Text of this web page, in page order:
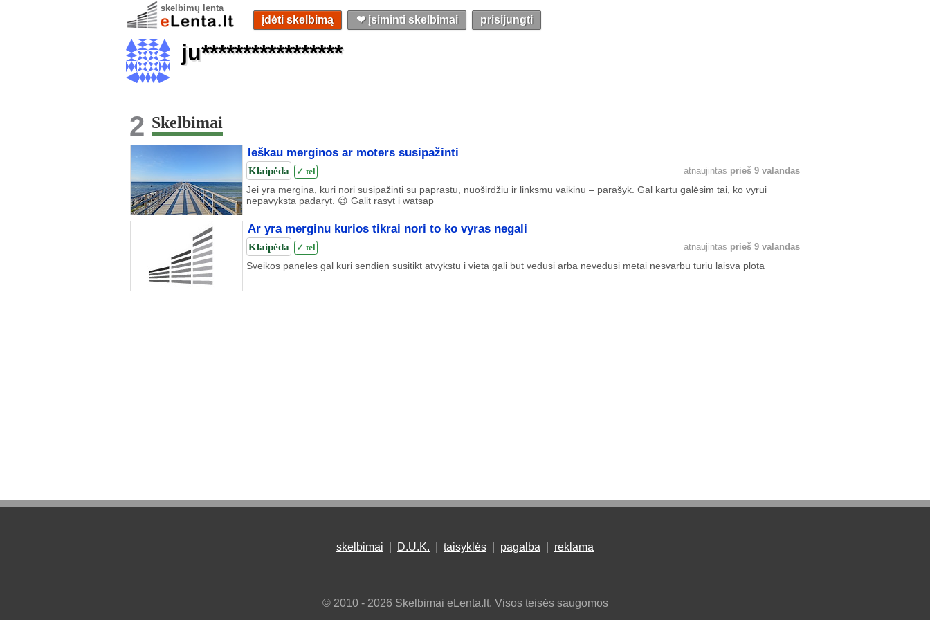
skelbimų lenta
įdėti skelbimą ❤︎ įsiminti skelbimai prisijungti
ju*****************
2 Skelbimai
Ieškau merginos ar moters susipažinti
Klaipėda ✓ tel atnaujintas prieš 9 valandas
Jei yra mergina, kuri nori susipažinti su paprastu, nuoširdžiu ir linksmu vaikinu – parašyk. Gal kartu galėsim tai, ko vyrui
nepavyksta padaryt. 😉 Galit rasyt i watsap
Ar yra merginu kurios tikrai nori to ko vyras negali
Klaipėda ✓ tel atnaujintas prieš 9 valandas
Sveikos paneles gal kuri sendien susitikt atvykstu i vieta gali but vedusi arba nevedusi metai nesvarbu turiu laisva plota
skelbimai D.U.K. taisyklės pagalba reklama
© 2010 - 2026 Skelbimai eLenta.lt. Visos teisės saugomos